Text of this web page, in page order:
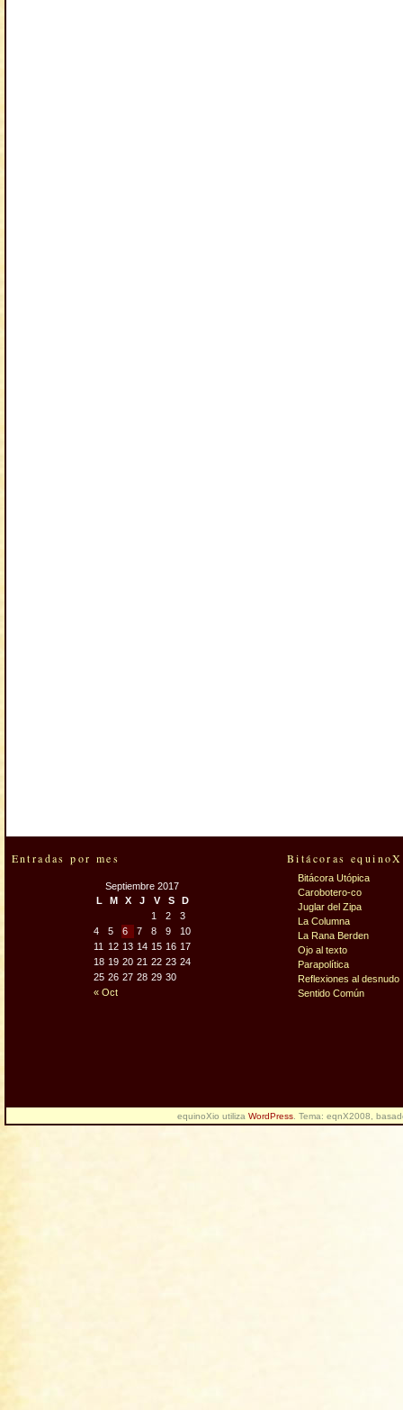
Entradas por mes
Septiembre 2017
L
M X J V S D
« Oct
1 2
3
4
5 6 7 8 9
10
11
12 13 14 15 16 17
18 19 20 21 22 23 24
25 26 27 28 29 30
Bitácoras
Bitácora Utópica
Carobotero-co
Juglar del Zipa
La Columna
La Rana Berden
Ojo al texto
Parapolítica
Reflexiones al desnudo
Sentido Común
equinoXio utiliza WordPress . Tema: eqnX2008,